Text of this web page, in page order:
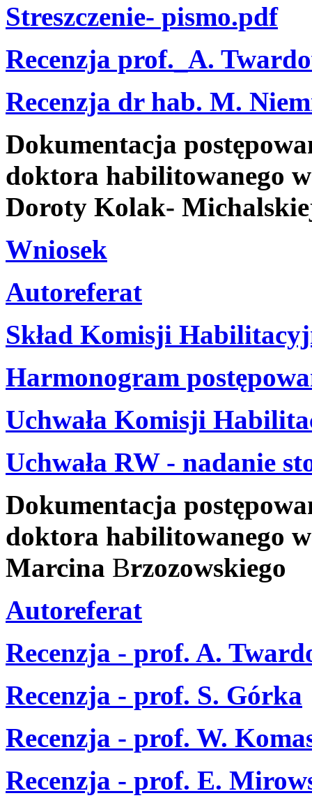
Streszczenie- pismo.pdf
Recenzja prof._A.
Recenzja dr hab. M.
Dokumentacja
doktora habilitowanego
Doroty Kolak-
Wniosek
Autoreferat
Skład Komisji
Harmonogram
Uchwała Komisji
Uchwała RW - nadanie
Dokumentacja
doktora habilitowanego
Marcina Brzozowskiego
Autoreferat
Recenzja - prof. A.
Recenzja - prof. S. Górka
Recenzja - prof. W.
Recenzja - prof. E.